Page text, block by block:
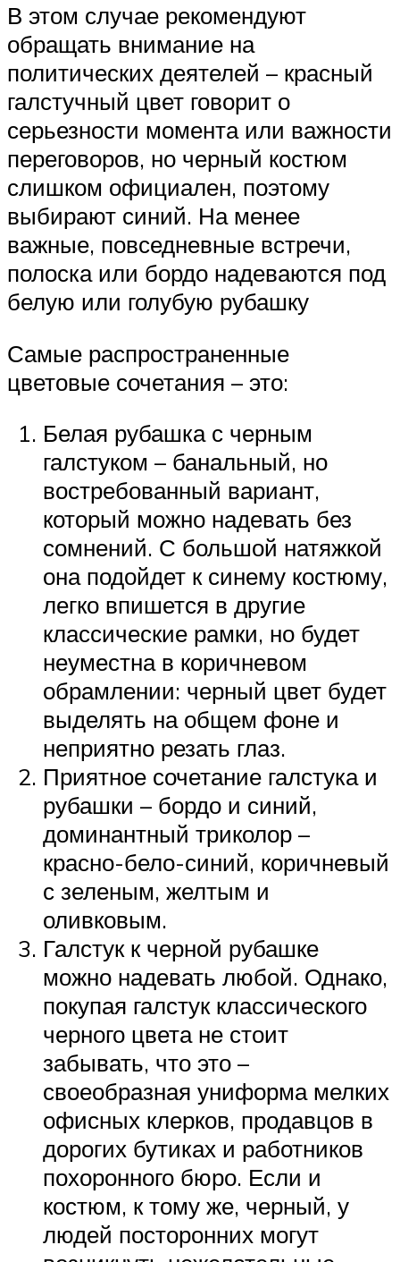
В этом случае рекомендуют
обращать внимание на
политических деятелей – красный
галстучный цвет говорит о
серьезности момента или важности
переговоров, но черный костюм
слишком официален, поэтому
выбирают синий. На менее
важные, повседневные встречи,
полоска или бордо надеваются под
белую или голубую рубашку
Самые распространенные
цветовые сочетания – это:
Белая рубашка с черным
галстуком – банальный, но
востребованный вариант,
который можно надевать без
сомнений. С большой натяжкой
она подойдет к синему костюму,
легко впишется в другие
классические рамки, но будет
неуместна в коричневом
обрамлении: черный цвет будет
выделять на общем фоне и
неприятно резать глаз.
Приятное сочетание галстука и
рубашки – бордо и синий,
доминантный триколор –
красно-бело-синий, коричневый
с зеленым, желтым и
оливковым.
Галстук к черной рубашке
можно надевать любой. Однако,
покупая галстук классического
черного цвета не стоит
забывать, что это –
своеобразная униформа мелких
офисных клерков, продавцов в
дорогих бутиках и работников
похоронного бюро. Если и
костюм, к тому же, черный, у
людей посторонних могут